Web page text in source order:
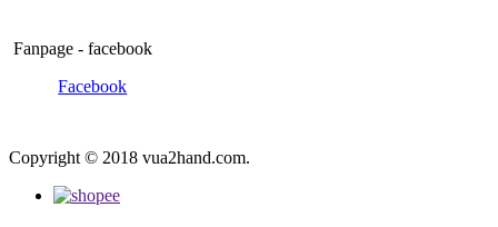
Fanpage - facebook
Facebook
Copyright © 2018 vua2hand.com.